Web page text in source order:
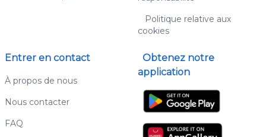
Politique relative aux
cookies
Entrer en contact
À propos de nous
Nous contacter
FAQ
Obtenez notre
application